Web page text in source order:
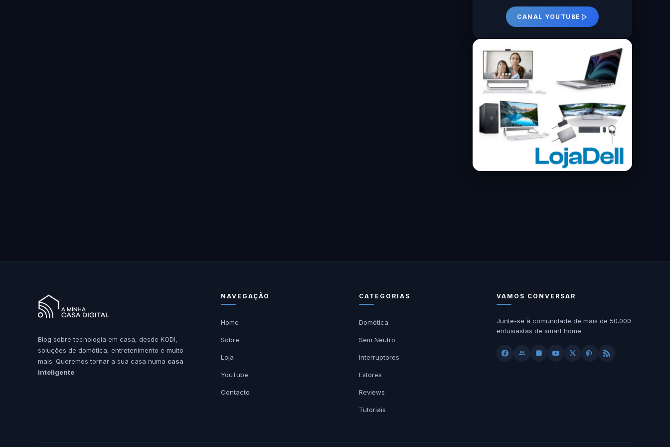
CANAL YOUTUBE
Blog sobre tecnologia em casa, desde KODI,
soluções de domótica, entretenimento e muito
mais. Queremos tornar a sua casa numa casa
inteligente.
NAVEGAÇÃO
Home
Sobre
Loja
YouTube
Contacto
CATEGORIAS
Domótica
Sem Neutro
Interruptores
Estores
Reviews
Tutoriais
VAMOS CONVERSAR
Junte-se à comunidade de mais de 50.000
entusiastas de smart home.